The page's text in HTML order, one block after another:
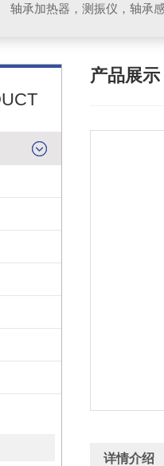
轴承加热器，测振仪，轴承
产品展示
详情介绍